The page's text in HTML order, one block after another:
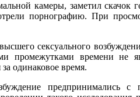
камеры, заметил скачок
порнографию. При
сексуального
времени не
одинаковое время.
предпринимались